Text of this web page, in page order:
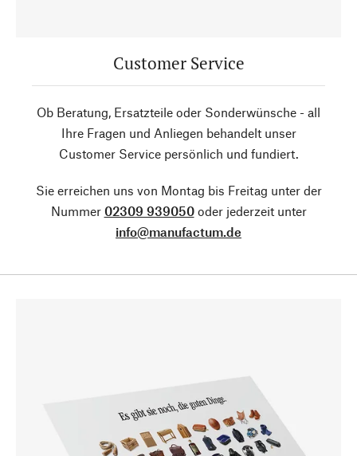
Customer Service
Ob Beratung, Ersatzteile oder Sonderwünsche - all
Ihre Fragen und Anliegen behandelt unser
Customer Service persönlich und fundiert.
Sie erreichen uns von Montag bis Freitag unter der
Nummer 02309 939050oder jederzeit unter
info@manufactum.de